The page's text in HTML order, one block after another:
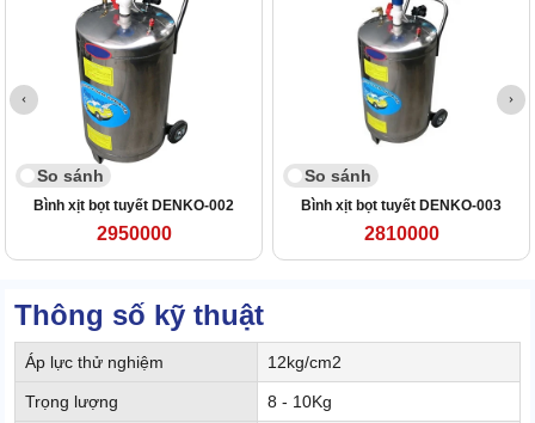
So sánh
Bình xịt bọt tuyết DENKO-002
2950000
So sánh
Bình xịt bọt tuyết DENKO-003
2810000
Thông số kỹ thuật
Áp lực thử nghiệm 12kg/cm2
Trọng lượng 8 - 10Kg